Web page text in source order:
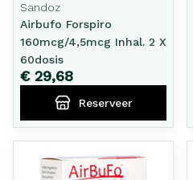
Sandoz
Airbufo Forspiro
160mcg/4,5mcg Inhal. 2 X
60dosis
€ 29,68
Reserveer